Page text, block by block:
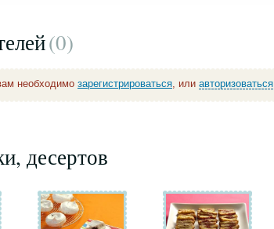
(0)
необходимо зарегистрироваться, или авторизоваться
десертов